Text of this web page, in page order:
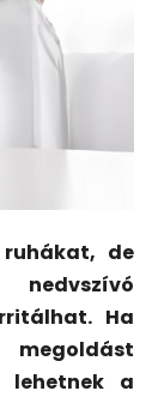
de
Ha
megoldást
lehetnek a